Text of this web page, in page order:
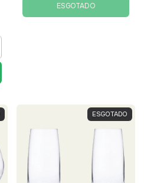
ESGOTADO
ESGOTADO